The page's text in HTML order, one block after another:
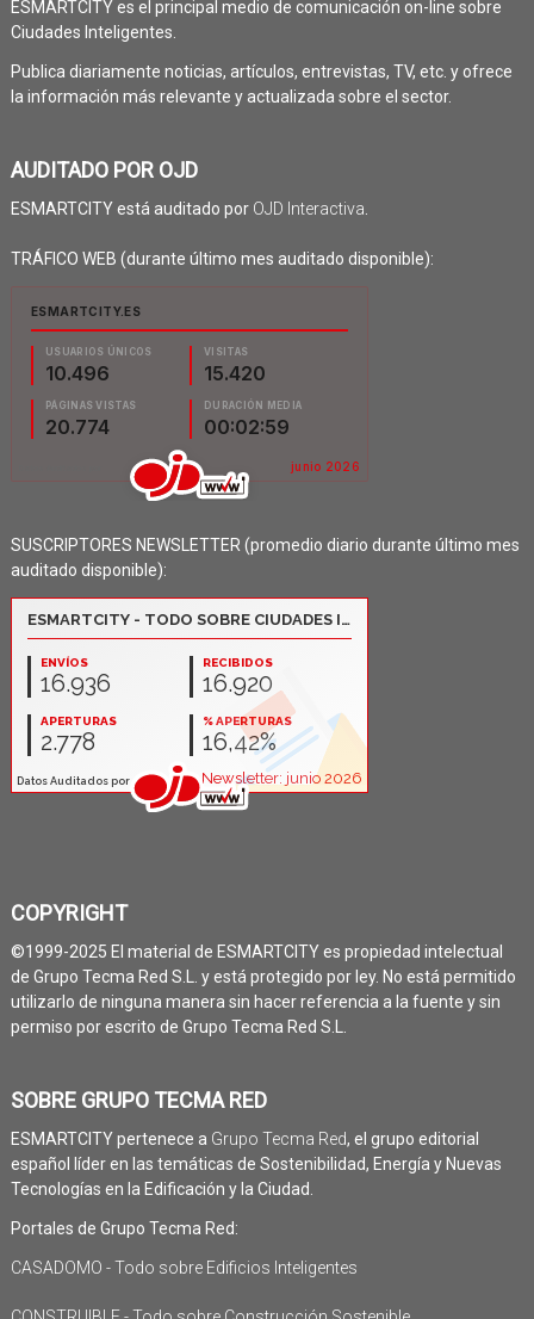
ESMARTCITY es el principal medio de comunicación on-line sobre
Ciudades Inteligentes.
Publica diariamente noticias, artículos, entrevistas, TV, etc. y ofrece
la información más relevante y actualizada sobre el sector.
AUDITADO POR OJD
ESMARTCITY está auditado por OJD Interactiva
TRÁFICO WEB (durante último mes auditado disponible):
SUSCRIPTORES NEWSLETTER (promedio diario durante último mes
auditado disponible):
COPYRIGHT
©1999-2025 El material de ESMARTCITY es propiedad intelectual
de Grupo Tecma Red S.L. y está protegido por ley. No está permitido
utilizarlo de ninguna manera sin hacer referencia a la fuente y sin
permiso por escrito de Grupo Tecma Red S.L.
SOBRE GRUPO TECMA RED
ESMARTCITY pertenece a Grupo Tecma Red, el grupo editorial
español líder en las temáticas de Sostenibilidad, Energía y Nuevas
Tecnologías en la Edificación y la Ciudad.
Portales de Grupo Tecma Red:
CASADOMO - Todo sobre Edificios Inteligentes